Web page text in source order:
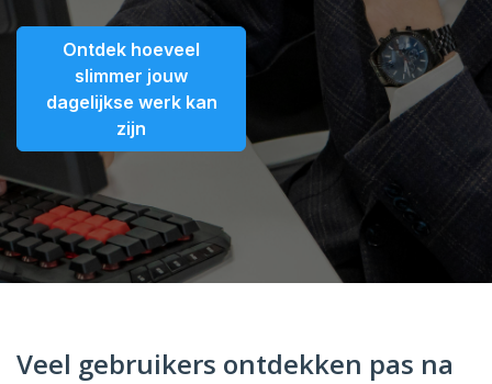
Ontdek hoeveel
slimmer jouw
dagelijkse werk kan
zijn
Veel gebruikers ontdekken pas na